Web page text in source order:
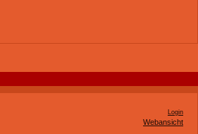
Login
Webansicht